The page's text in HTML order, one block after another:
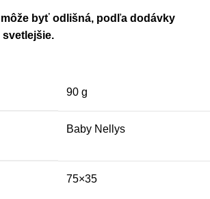
môže byť odlišná, podľa dodávky
90 g
Baby Nellys
75×35